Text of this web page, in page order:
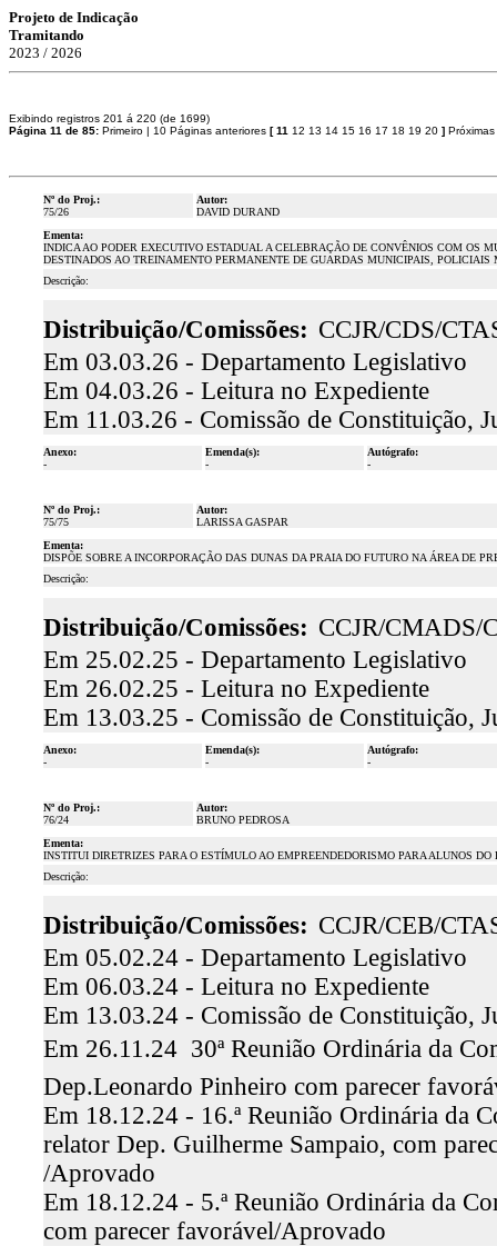
Projeto de Indicação
Tramitando
2023 / 2026
Exibindo registros 201 á 220 (de 1699)
Página 11 de 85: Primeiro | 10 Páginas anteriores [11 12 13 14 15 16 17 18 19 20 ]
Nº do Proj.:
75/26
Autor:
DAVID DURAND
Ementa:
INDICA AO PODER EXECUTIVO ESTADUAL A CELEBRAÇÃO DE CONVÊNIOS COM OS
DESTINADOS AO TREINAMENTO PERMANENTE DE GUARDAS MUNICIPAIS,
Descrição:
Distribuição/Comissões: CCJR/CDS/
Em 03.03.26 - Departamento Legislativo
Em 04.03.26 - Leitura no Expediente
Em 11.03.26 - Comissão de Constituição,
Anexo:
-
Emenda(s):
-
Autógrafo:
-
Nº do Proj.:
75/75
Autor:
LARISSA GASPAR
Ementa:
DISPÕE SOBRE A INCORPORAÇÃO DAS DUNAS DA PRAIA DO FUTURO NA ÁREA DE
Descrição:
Distribuição/Comissões: CCJR/CMADS/
Em 25.02.25 - Departamento Legislativo
Em 26.02.25 - Leitura no Expediente
Em 13.03.25 - Comissão de Constituição,
Anexo:
-
Emenda(s):
-
Autógrafo:
-
Nº do Proj.:
76/24
Autor:
BRUNO PEDROSA
Ementa:
INSTITUI DIRETRIZES PARA O ESTÍMULO AO EMPREENDEDORISMO PARA ALUNOS
Descrição:
Distribuição/Comissões: CCJR/CEB/
Em 05.02.24 - Departamento Legislativo
Em 06.03.24 - Leitura no Expediente
Em 13.03.24 - Comissão de Constituição,
Em 26.11.24  30ª Reunião Ordinária da
Dep.Leonardo Pinheiro com parecer
Em 18.12.24 - 16.ª Reunião Ordinária da
relator Dep. Guilherme Sampaio, com
/Aprovado
Em 18.12.24 - 5.ª Reunião Ordinária da
com parecer favorável/Aprovado